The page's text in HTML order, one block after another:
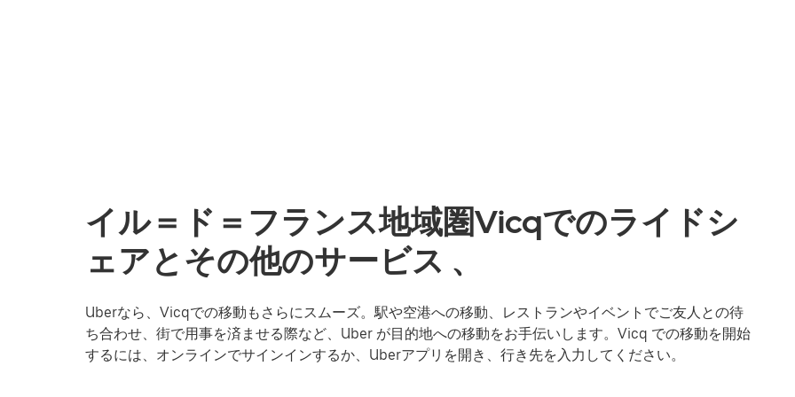
イル＝ド＝フランス地域圏Vicqでのライドシ
ェアとその他のサービス 、
Uberなら、Vicqでの移動もさらにスムーズ。駅や空港への移動、レストランやイベントでご友人との待
ち合わせ、街で用事を済ませる際など、Uber が目的地への移動をお手伝いします。Vicq での移動を開始
するには、オンラインでサインインするか、Uberアプリを開き、行き先を入力してください。